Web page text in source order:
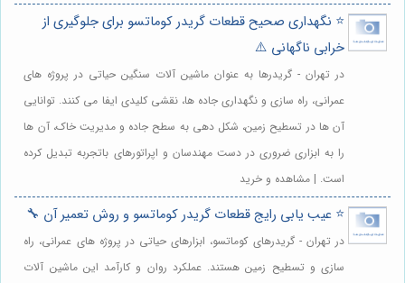
⭐️ نگهداری صحیح قطعات گریدر کوماتسو برای جلوگیری از
خرابی ناگهانی ⚠️
در تهران - گریدرها به عنوان ماشین آلات سنگین حیاتی در پروژه های
عمرانی، راه سازی و نگهداری جاده ها، نقشی کلیدی ایفا می کنند. توانایی
آن ها در تسطیح زمین، شکل دهی به سطح جاده و مدیریت خاک، آن ها
را به ابزاری ضروری در دست مهندسان و اپراتورهای باتجربه تبدیل کرده
است. | مشاهده و خرید
⭐️ عیب یابی رایج قطعات گریدر کوماتسو و روش تعمیر آن 🔧
در تهران - گریدرهای کوماتسو، ابزارهای حیاتی در پروژه های عمرانی، راه
سازی و تسطیح زمین هستند. عملکرد روان و کارآمد این ماشین آلات